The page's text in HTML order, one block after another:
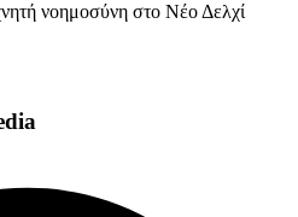
νοημοσύνη στο Νέο Δελχί